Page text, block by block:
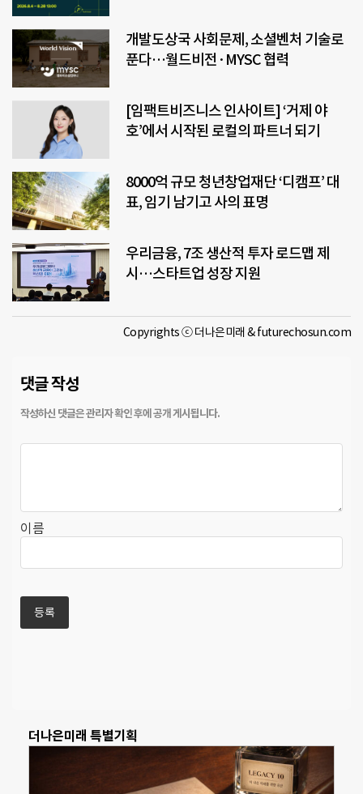
개발도상국 사회문제, 소셜벤처 기술로
푼다…월드비전·MYSC 협력
[임팩트비즈니스 인사이트] ‘거제 야
호’에서 시작된 로컬의 파트너 되기
8000억 규모 청년창업재단 ‘디캠프’ 대
표, 임기 남기고 사의 표명
우리금융, 7조 생산적 투자 로드맵 제
시…스타트업 성장 지원
Copyrights ⓒ 더나은미래 & futurechosun.com
댓글 작성
이름
더나은미래 특별기획